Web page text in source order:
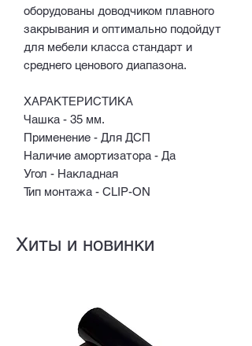
оборудованы доводчиком плавного
закрывания и оптимально подойдут
для мебели класса стандарт и
среднего ценового диапазона.
ХАРАКТЕРИСТИКА
Чашка - 35 мм.
Применение - Для ДСП
Наличие амортизатора - Да
Угол - Накладная
Тип монтажа - CLIP-ON
Хиты и новинки